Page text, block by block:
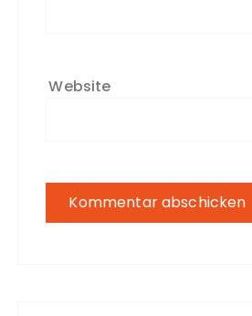
Website